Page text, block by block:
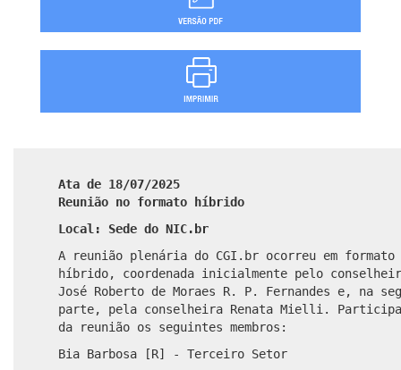
Ata de 18/07/2025
Reunião no formato híbrido
Local: Sede do NIC.br
A reunião plenária do CGI.br ocorreu em formato
híbrido, coordenada inicialmente pelo
José Roberto de Moraes R. P. Fernandes e, na
parte, pela conselheira Renata Mielli.
da reunião os seguintes membros:
Bia Barbosa [R] - Terceiro Setor